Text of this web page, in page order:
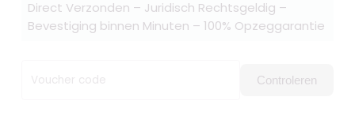
Direct Verzonden – Juridisch Rechtsgeldig –
Bevestiging binnen Minuten – 100% Opzeggarantie
Voucher code Controleren